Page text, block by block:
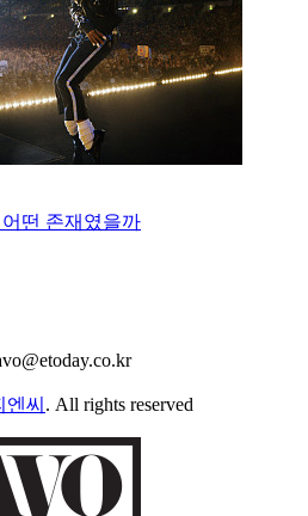
떤 존재였을까
씨 . All rights reserved